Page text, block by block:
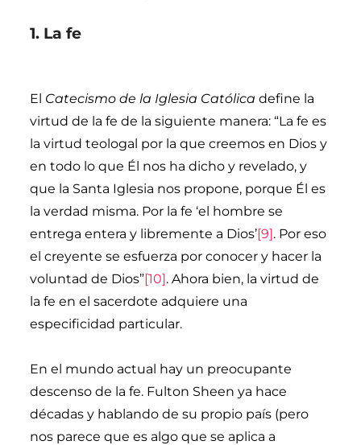
1. La fe
El Catecismo de la Iglesia Católica define la
virtud de la fe de la siguiente manera: “La fe es
la virtud teologal por la que creemos en Dios y
en todo lo que Él nos ha dicho y revelado, y
que la Santa Iglesia nos propone, porque Él es
la verdad misma. Por la fe ‘el hombre se
entrega entera y libremente a Dios’[9]. Por eso
el creyente se esfuerza por conocer y hacer la
voluntad de Dios”[10]. Ahora bien, la virtud de
la fe en el sacerdote adquiere una
especificidad particular.
En el mundo actual hay un preocupante
descenso de la fe. Fulton Sheen ya hace
décadas y hablando de su propio país (pero
nos parece que es algo que se aplica a